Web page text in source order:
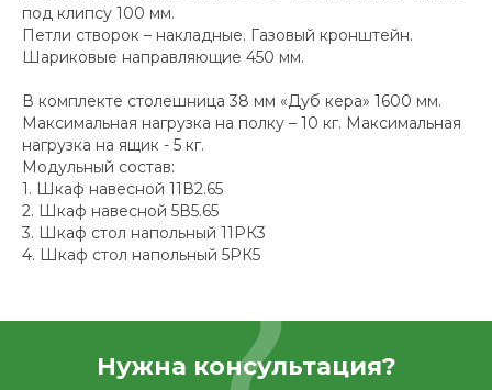
под клипсу 100 мм.
Петли створок – накладные. Газовый кронштейн.
Шариковые направляющие 450 мм.
В комплекте столешница 38 мм «Дуб кера» 1600 мм.
Максимальная нагрузка на полку – 10 кг. Максимальная
нагрузка на ящик - 5 кг.
Модульный состав:
1. Шкаф навесной 11В2.65
2. Шкаф навесной 5В5.65
3. Шкаф стол напольный 11РК3
4. Шкаф стол напольный 5РК5
Нужна консультация?